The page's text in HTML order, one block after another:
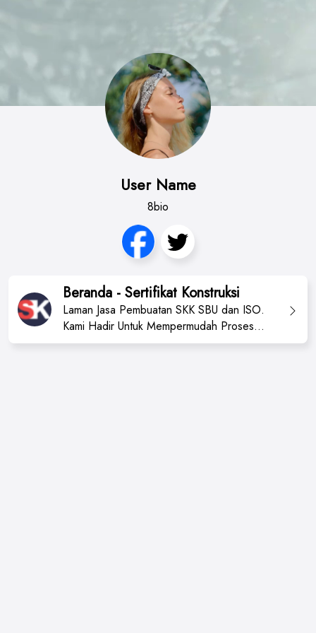
User Name
8bio
Beranda - Sertifikat Konstruksi
Laman Jasa Pembuatan SKK SBU dan ISO.
Kami Hadir Untuk Mempermudah Proses
Sertifikasi Profesi dan Badan Usaha Anda.